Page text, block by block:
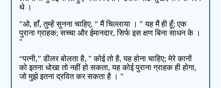
थे ।
"ओ, हाँ, तुम्हें सुनना चाहिए, " मैं चिल्लाया । " यह मैं ही हूँ; एक
पुराना ग्राहक; सच्चा और ईमानदार, सिर्फ इस क्षण बिना साधन के ।
"
“पत्नी,” डीलर बोलता है, " कोई तो है, यह होना चाहिए; मेरे कानों
को इतना धोखा तो नहीं हो सकता, यह कोई पुराना ग्राहक ही होगा,
जो मुझे इतना द्रवित कर सकता है । "